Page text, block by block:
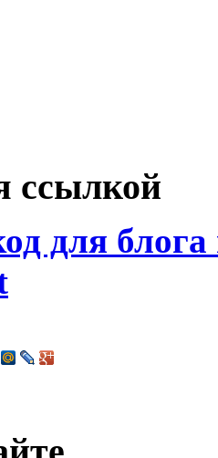
ссылкой
для